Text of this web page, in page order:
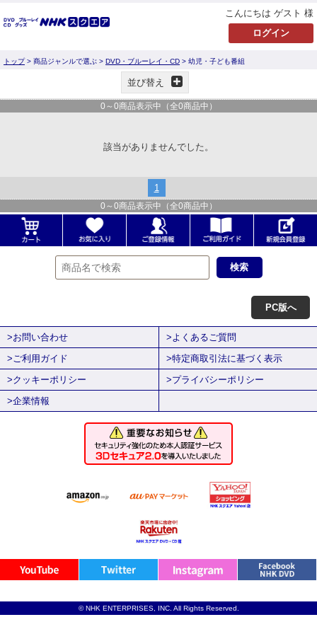
こんにちは ゲスト 様
トップ> 商品ジャンルで選ぶ > DVD・ブルーレイ・CD > 幼児・子ども番組
並び替え
0 ～ 0商品表示中（全0商品中）
該当がありませんでした。
1
0 ～ 0商品表示中（全0商品中）
PC版へ
>お問い合わせ
>よくあるご質問
>ご利用ガイド
>特定商取引法に基づく表示
>クッキーポリシー
>プライバシーポリシー
>企業情報
© NHK ENTERPRISES, INC. All Rights Reserved.